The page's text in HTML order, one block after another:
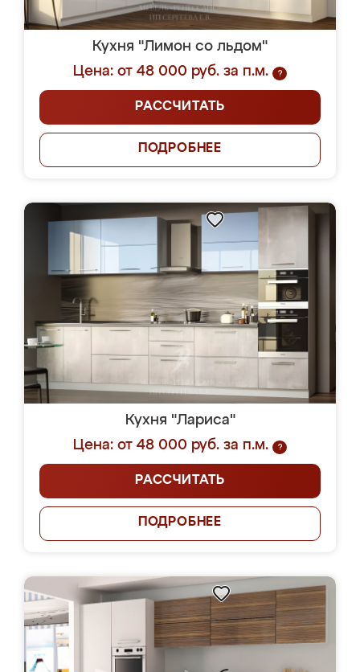
Кухня "Лимон со льдом"
Цена: от 48 000 руб. за п.м.
?
РАССЧИТАТЬ
ПОДРОБНЕЕ
Кухня "Лариса"
Цена: от 48 000 руб. за п.м.
?
РАССЧИТАТЬ
ПОДРОБНЕЕ